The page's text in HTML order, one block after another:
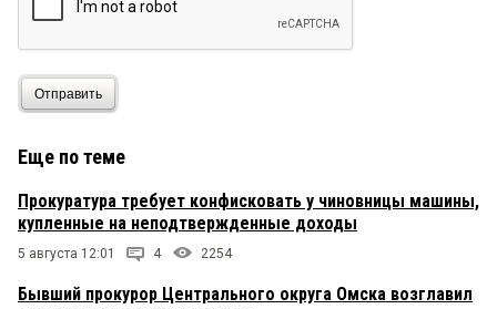
Отправить
Еще по теме
Прокуратура требует конфисковать у чиновницы машины,
купленные на неподтвержденные доходы
5 августа 12:01 4 2254
Бывший прокурор Центрального округа Омска возглавил